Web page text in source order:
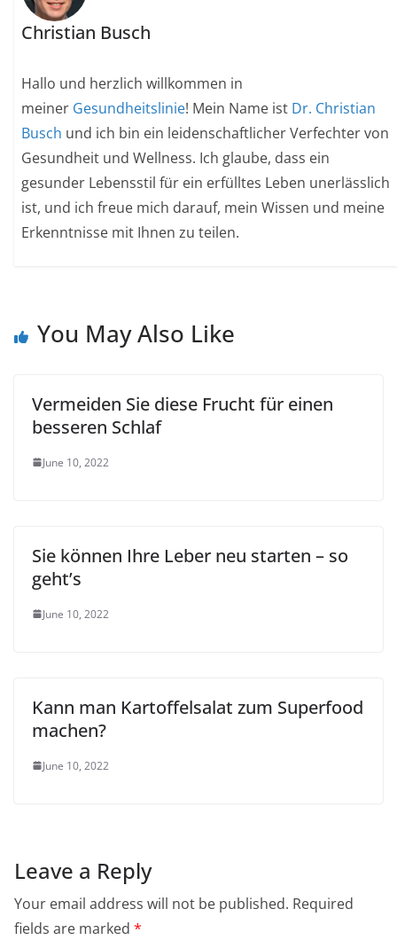
Christian Busch
Hallo und herzlich willkommen in
meiner Gesundheitslinie! Mein Name ist Dr. Christian
Busch und ich bin ein leidenschaftlicher Verfechter von
Gesundheit und Wellness. Ich glaube, dass ein
gesunder Lebensstil für ein erfülltes Leben unerlässlich
ist, und ich freue mich darauf, mein Wissen und meine
Erkenntnisse mit Ihnen zu teilen.
You May Also Like
Vermeiden Sie diese Frucht für einen
besseren Schlaf
June 10, 2022
Sie können Ihre Leber neu starten – so
geht’s
June 10, 2022
Kann man Kartoffelsalat zum Superfood
machen?
June 10, 2022
Leave a Reply
Your email address will not be published. Required
fields are marked *